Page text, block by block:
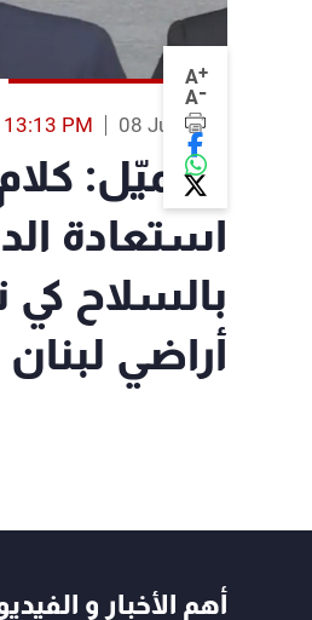
A+
A-
08 Jul 2026
13:13 PM
الجميّل:
استعادة
بالسلاح كي
أراضي
أهم الأخبار و